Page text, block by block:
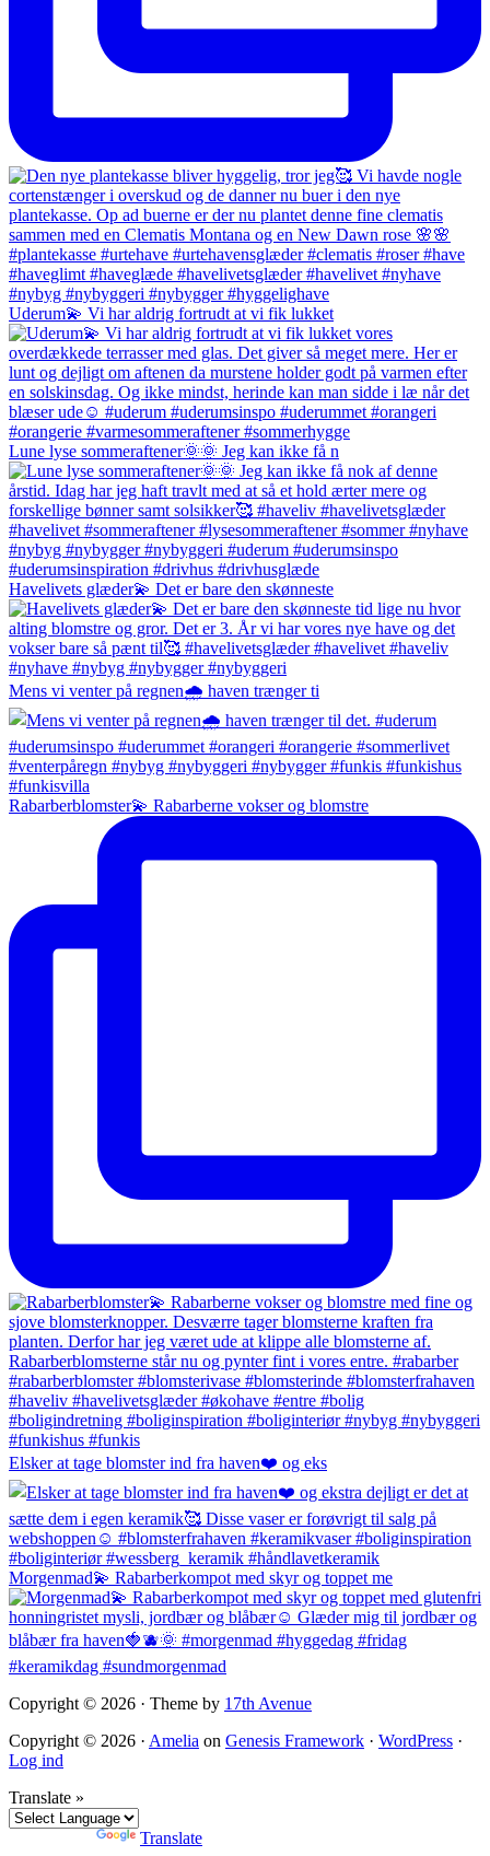
Uderum💫 Vi har aldrig fortrudt at vi fik lukket
Lune lyse sommeraftener🌞🌞 Jeg kan ikke få n
Havelivets glæder💫 Det er bare den skønneste
Mens vi venter på regnen🌧️ haven trænger ti
Rabarberblomster💫 Rabarberne vokser og blomstre
Elsker at tage blomster ind fra haven❤️ og eks
Morgenmad💫 Rabarberkompot med skyr og toppet me
Copyright © 2026 · Theme by 17th Avenue
Copyright © 2026 · Amelia on Genesis Framework · WordPress ·
Log ind
Translate »
Translate